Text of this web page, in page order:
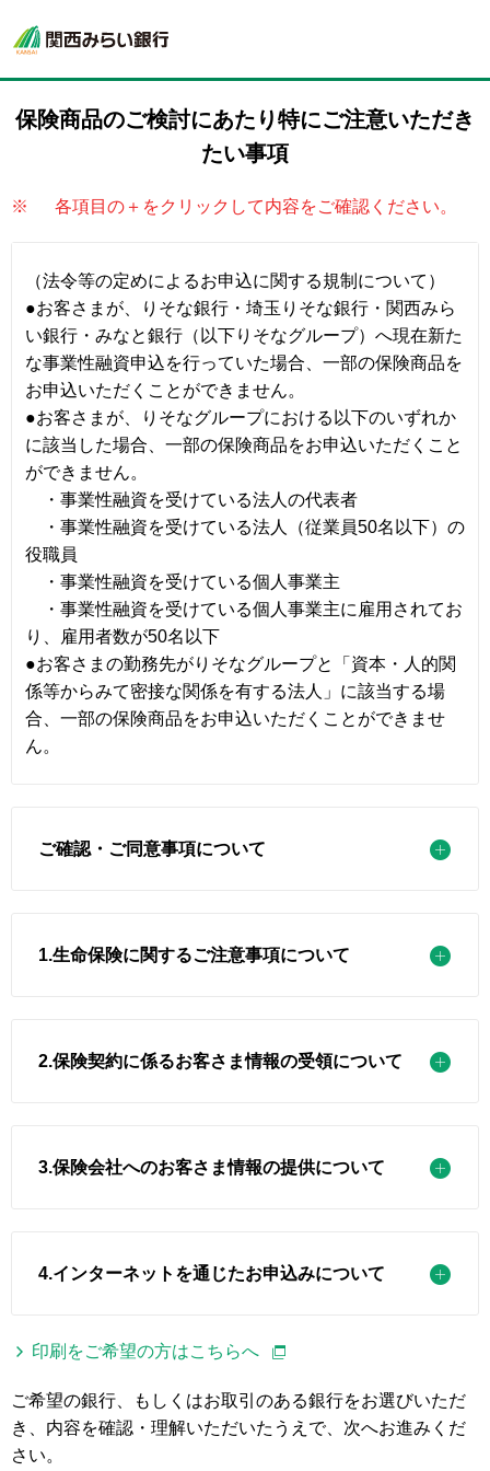
保険商品のご検討にあたり特にご注意いただき
たい事項
※ 各項目の＋をクリックして内容をご確認ください。
（法令等の定めによるお申込に関する規制について）
●お客さまが、りそな銀行・埼玉りそな銀行・関西みら
い銀行・みなと銀行（以下りそなグループ）へ現在新た
な事業性融資申込を行っていた場合、一部の保険商品を
お申込いただくことができません。
●お客さまが、りそなグループにおける以下のいずれか
に該当した場合、一部の保険商品をお申込いただくこと
ができません。
・事業性融資を受けている法人の代表者
・事業性融資を受けている法人（従業員50名以下）の
役職員
・事業性融資を受けている個人事業主
・事業性融資を受けている個人事業主に雇用されてお
り、雇用者数が50名以下
●お客さまの勤務先がりそなグループと「資本・人的関
係等からみて密接な関係を有する法人」に該当する場
合、一部の保険商品をお申込いただくことができませ
ん。
ご確認・ご同意事項について
1.生命保険に関するご注意事項について
2.保険契約に係るお客さま情報の受領について
3.保険会社へのお客さま情報の提供について
4.インターネットを通じたお申込みについて
印刷をご希望の方はこちらへ
ご希望の銀行、もしくはお取引のある銀行をお選びいただ
き、内容を確認・理解いただいたうえで、次へお進みくだ
さい。